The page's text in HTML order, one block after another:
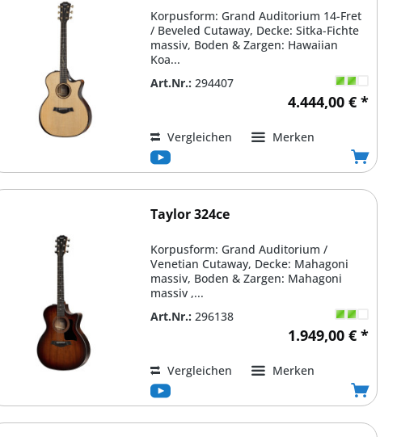
Korpusform: Grand Auditorium 14-Fret
/ Beveled Cutaway, Decke: Sitka-Fichte
massiv, Boden & Zargen: Hawaiian
Koa...
Art.Nr.: 294407
4.444,00 € *
Vergleichen Merken
Taylor 324ce
Korpusform: Grand Auditorium /
Venetian Cutaway, Decke: Mahagoni
massiv, Boden & Zargen: Mahagoni
massiv ,...
Art.Nr.: 296138
1.949,00 € *
Vergleichen Merken